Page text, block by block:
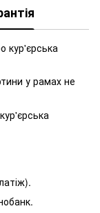
кур'єрська
у рамах не